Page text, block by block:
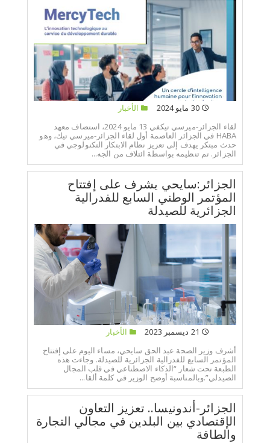
30 مايو 2024
الأخبار
لقاء الجزائر-ميرسي تيكفي 13 مايو 2024، استضاف معهد
HABA في الجزائر العاصمة أول لقاء الجزائر-ميرسي تيك، وهو
حدث مبتكر يهدف إلى تعزيز نظام الابتكار التكنولوجي في
الجزائر. تم تنظيمه بواسطة ائتلاف من الجه...
الجزائر:سايحي يشرف على إفتتاح
المؤتمر الوطني السابع للفدرالية
الجزائرية للصيدلة
الأخبار
أشرف وزير الصحة عبد الحق سايحي، مساء اليوم على إفتتاح
المؤتمر السابع للفدرالية الجزائرية للصيدلة. وجاءت هذه
الطبعة تحت شعار “الذكاء الاصطناعي في قلب المجال
الصيدلي”.وبالمناسبة أوضح الوزير في كلمة ألقا...
الجزائر-أندونيسا.. تعزيز التعاون
الإقتصادي بين البلدين في مجالي التجارة
والطاقة